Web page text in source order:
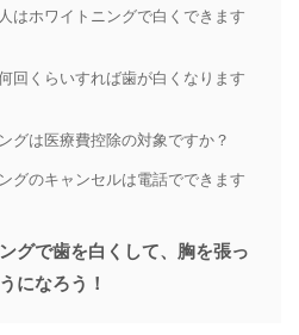
はホワイトニングで白くできます
回くらいすれば歯が白くなります
グは医療費控除の対象ですか？
グのキャンセルは電話でできます
グで歯を白くして、胸を張っ
になろう！